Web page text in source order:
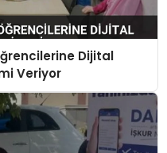
Dijital
Veriyor